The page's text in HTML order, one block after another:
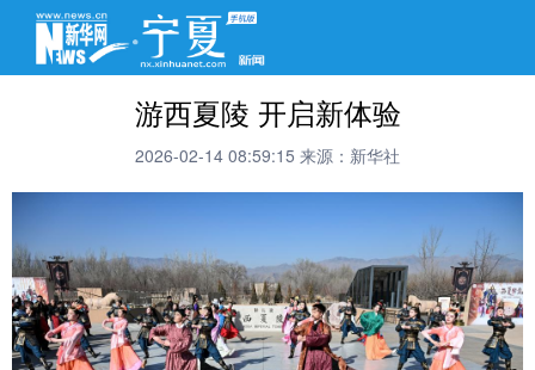
游西夏陵 开启新体验
2026-02-14 08:59:15 来源：新华社